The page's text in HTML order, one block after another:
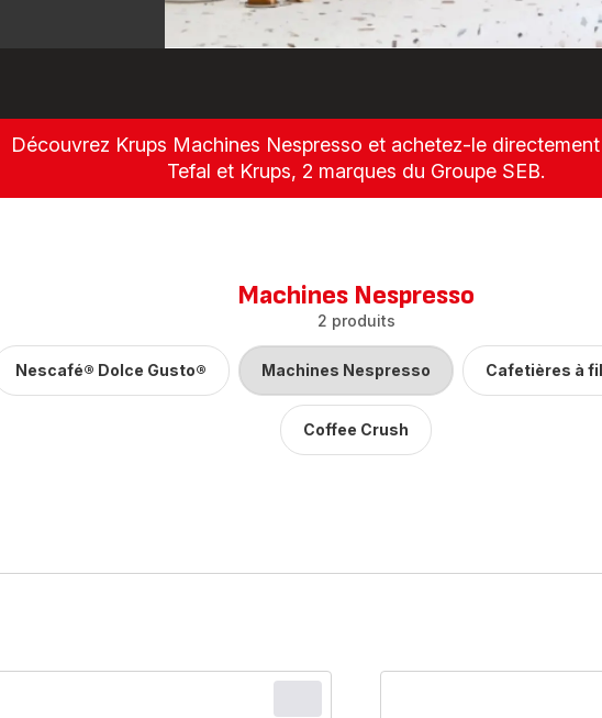
Découvrez Krups Machines Nespresso et achetez-le
Tefal et Krups, 2 marques du Groupe SEB.
Machines Nespresso
2 produits
Nescafé® Dolce Gusto® Machines Nespresso Cafetières à
Coffee Crush